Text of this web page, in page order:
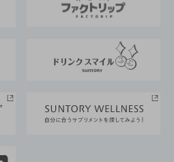
阪
ステナビリティ経営